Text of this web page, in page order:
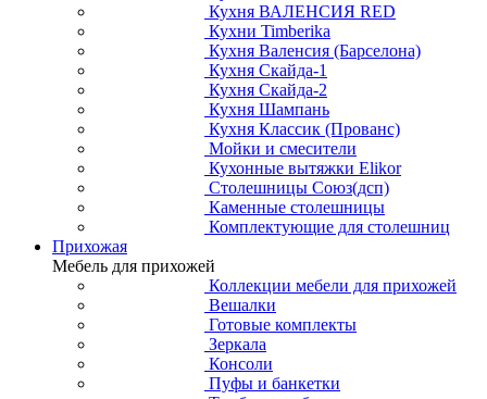
Кухня ВАЛЕНСИЯ RED
Кухни Timberika
Кухня Валенсия (Барселона)
Кухня Скайда-1
Кухня Скайда-2
Кухня Шампань
Кухня Классик (Прованс)
Мойки и смесители
Кухонные вытяжки Elikor
Столешницы Союз(дсп)
Каменные столешницы
Комплектующие для столешниц
Прихожая
Мебель для прихожей
Коллекции мебели для прихожей
Вешалки
Готовые комплекты
Зеркала
Консоли
Пуфы и банкетки